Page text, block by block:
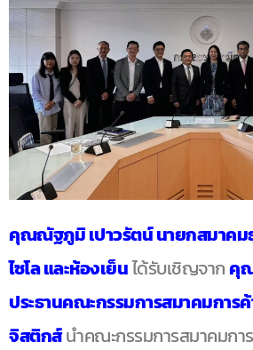
คุณณัฐภูมิ เปาวรัตน์ นายกสมาคม
ไซโล และห้องเย็นได้รับเชิญจากคุ
ประธานคณะกรรมการสมาคมการ
จิสติกส์นำคณะกรรมการสมาคมกา